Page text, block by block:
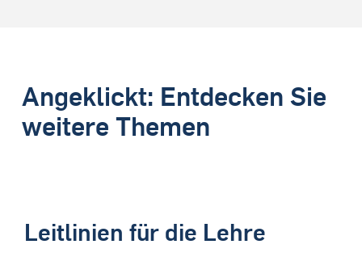
Angeklickt: Entdecken Sie
weitere Themen
Leitlinien für die Lehre